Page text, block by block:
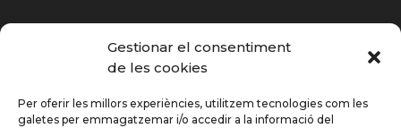
Gestionar el consentiment
de les cookies
Per oferir les millors experiències, utilitzem tecnologies com les
galetes per emmagatzemar i/o accedir a la informació del